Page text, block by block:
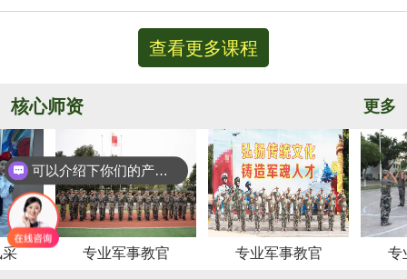
查看更多课程
核心师资 更多
专业军事教官 专业军事教官 专业军事
可以介绍下你们的产品么？